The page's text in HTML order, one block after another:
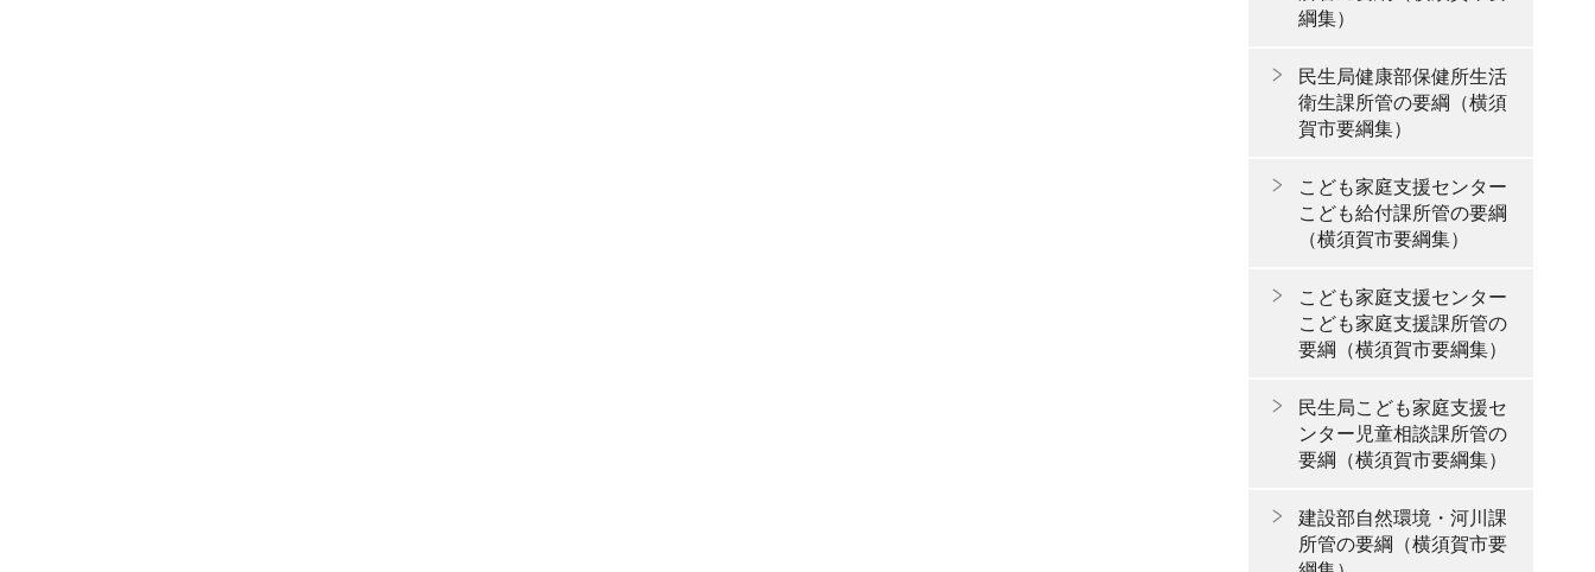
綱集）
民生局健康部保健所生活
衛生課所管の要綱（横須
賀市要綱集）
こども家庭支援センター
こども給付課所管の要綱
（横須賀市要綱集）
こども家庭支援センター
こども家庭支援課所管の
要綱（横須賀市要綱集）
民生局こども家庭支援セ
ンター児童相談課所管の
要綱（横須賀市要綱集）
建設部自然環境・河川課
所管の要綱（横須賀市要